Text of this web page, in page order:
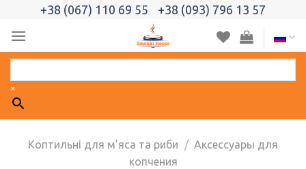
content
+38 (067) 110 69 55 +38 (093) 796 13 57
×
Коптильні для м’яса та риби / Аксессуары для
копчения